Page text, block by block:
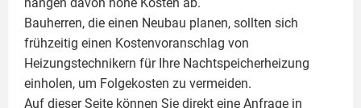
hängen davon hohe Kosten ab.
Bauherren, die einen Neubau planen, sollten sich
frühzeitig einen Kostenvoranschlag von
Heizungstechnikern für Ihre Nachtspeicherheizung
einholen, um Folgekosten zu vermeiden.
Auf dieser Seite können Sie direkt eine Anfrage in